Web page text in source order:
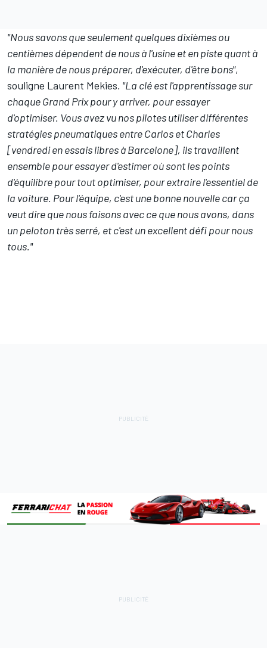
"Nous savons que seulement quelques dixièmes ou
centièmes dépendent de nous à l'usine et en piste quant à
la manière de nous préparer, d'exécuter, d'être bons",
souligne Laurent Mekies. "La clé est l'apprentissage sur
chaque Grand Prix pour y arriver, pour essayer
d'optimiser. Vous avez vu nos pilotes utiliser différentes
stratégies pneumatiques entre Carlos et Charles
[vendredi en essais libres à Barcelone], ils travaillent
ensemble pour essayer d'estimer où sont les points
d'équilibre pour tout optimiser, pour extraire l'essentiel de
la voiture. Pour l'équipe, c'est une bonne nouvelle car ça
veut dire que nous faisons avec ce que nous avons, dans
un peloton très serré, et c'est un excellent défi pour nous
tous."